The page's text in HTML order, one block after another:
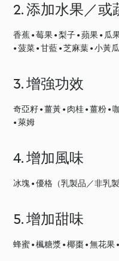
2. 添加水果／或
香蕉 • 莓果 • 梨子 • 蘋果 • 瓜
• 菠菜 • 甘藍 • 芝麻葉 • 小黃
3. 增強功效
奇亞籽 • 薑黃 • 肉桂 • 薑粉 •
• 萊姆
4. 增加風味
冰塊 • 優格（乳製品／非乳
5. 增加甜味
蜂蜜 • 楓糖漿 • 椰棗 • 無花果